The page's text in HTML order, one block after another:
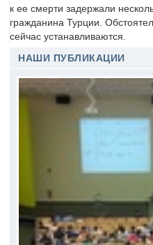
к ее смерти задержали
гражданина Турции.
сейчас устанавливаются.
НАШИ ПУБЛИКАЦИИ